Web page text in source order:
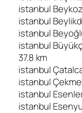
istanbul
istanbul
istanbul
istanbul
37.8 km
istanbul
istanbul
istanbul
istanbul